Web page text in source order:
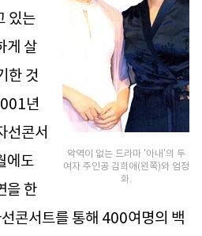
악역이 없는 드라마 '아내'의 두
여자 주인공 김희애(왼쪽)와 엄정
화.
있는
게 살
한 것
년
선콘서
에도
을 한
콘서트를 통해 400여명의 백